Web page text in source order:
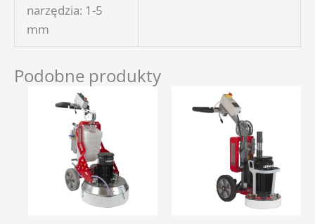
narzędzia: 1-5
mm
Podobne produkty